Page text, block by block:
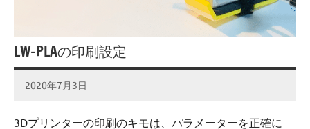
LW-PLAの印刷設定
2020年7月3日
admin
No
3Dプリンターの印刷のキモは、パラメーターを正確に